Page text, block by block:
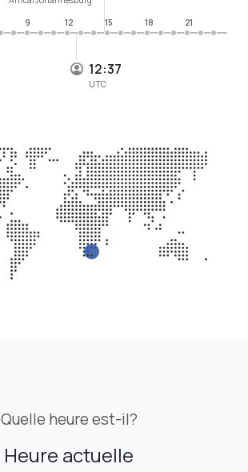
12:37
UTC
9 12 15 18 21
Quelle heure est-il?
Heure actuelle